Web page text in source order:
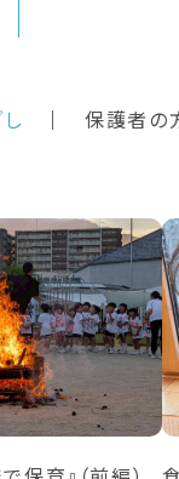
保護者の